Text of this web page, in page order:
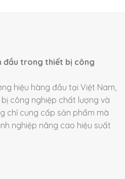
đầu trong thiết bị công
hiệu hàng đầu tại Việt Nam,
công nghiệp chất lượng và
chỉ cung cấp sản phẩm mà
nghiệp nâng cao hiệu suất